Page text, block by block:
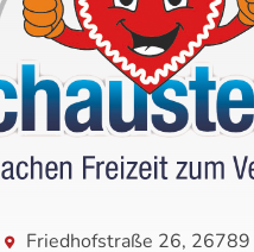
Friedhofstraße 26,